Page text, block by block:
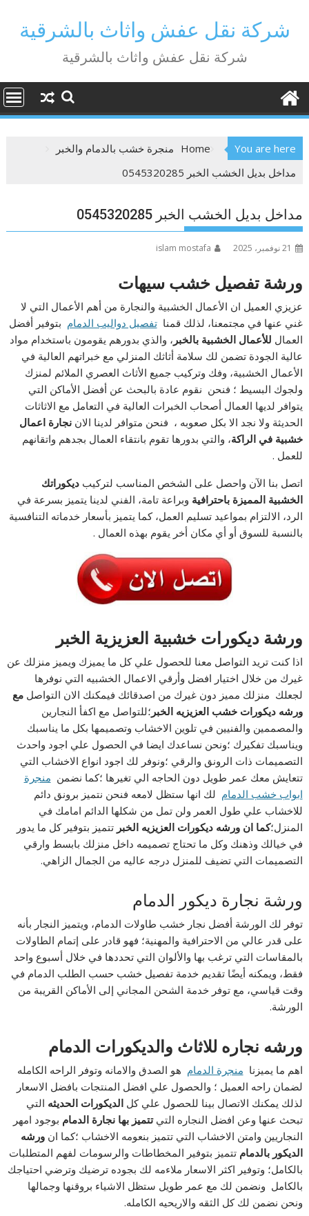
contentشركة نقل عفش واثاث بالشرقية
شركة نقل عفش واثاث بالشرقية
You are here
Home منجرة خشب بالدمام والخبر
مداخل بديل الخشب الخبر 0545320285
مداخل بديل الخشب الخبر 0545320285
21 نوفمبر، 2025 islam mostafa
ورشة تفصيل خشب سيهات
عزيزي العميل ان الأعمال الخشبية والنجارة من أهم الأعمال التي لا
غني عنها في مجتمعنا، لذلك قمناتفصيل دواليب الدمام بتوفير أفضل
العمال للأعمال الخشبية بالخبر ، والذي بدورهم يقومون باستخدام مواد
عالية الجودة تضمن لك سلامة أثاثك المنزلي مع خبراتهم العالية في
الأعمال الخشبية، وفك وتركيب جميع الأثاث العصري الملائم لمنزك
ولجوك البسيط ؛ فنحن نقوم عادة بالبحث عن أفضل الأماكن التي
يتوافر لديها العمال أصحاب الخبرات العالية في التعامل مع الاثاثات
الحديثة ولا نجد الا بكل صعوبه ، فنحن متوافر لدينا الاننجارة اعمال
خشبية في الراكة، والتي بدورها تقوم بانتقاء العمال بجدهم واتقانهم
للعمل .
اتصل بنا الآن واحصل على الشخص المناسب لتركيبديكوراتك
الخشبية المميزة باحترافية وبراعة تامة، الفني لدينا يتميز بسرعة في
الرد، الالتزام بمواعيد تسليم العمل، كما يتميز بأسعار خدماته التنافسية
بالنسبة للسوق أو أي مكان أخر يقوم بهذه العمال .
ورشة ديكورات خشبية العزيزية الخبر
اذا كنت تريد التواصل معنا للحصول علي كل ما يميزك ويميز منزلك عن
غيرك من خلال اختيار افضل وأرقي الاعمال الخشبيه التي نوفرها
لجعلك منزلك مميز دون غيرك من اصدقائك فيمكنك الان التواصلمع
ورشه ديكورات خشب العزيزيه الخبر ؛للتواصل مع اكفأ النجارين
والمصممين والفنيين في تلوين الاخشاب وتصميمها بكل ما يناسبك
ويناسبك تفكيرك ؛ونحن نساعدك ايضا في الحصول علي اجود واحدث
التصميمات ذات الرونق والرقي ؛ونوفر لك اجود انواع الاخشاب التي
تتعايش معك عمر طويل دون الحاجه الي تغيرها ؛كما نضمن منجرة
ابواب خشب الدمام لك انها ستظل لامعه فنحن نتميز برونق دائم
للاخشاب علي طول العمر ولن تمل من شكلها الدائم امامك في
المنزل؛كما ان ورشه ديكورات العزيزيه الخبر تتميز بتوفير كل ما يدور
في خيالك وذهنك وكل ما تحتاج تصميمه داخل منزلك بابسط وارقي
التصميمات التي تضيف للمنزل درجه عاليه من الجمال الزاهي.
ورشة نجارة ديكور الدمام
توفر لك الورشة أفضل نجار خشب طاولات الدمام، ويتميز النجار بأنه
على قدر عالي من الاحترافية والمهنية؛ فهو قادر على إتمام الطاولات
بالمقاسات التي ترغب بها والألوان التي تحددها في خلال أسبوع واحد
فقط، ويمكنه أيضًا تقديم خدمة تفصيل خشب حسب الطلب الدمام في
وقت قياسي، مع توفر خدمة الشحن المجاني إلى الأماكن القريبة من
الورشة.
ورشه نجاره للاثاث والديكورات الدمام
اهم ما يميزنا منجرة الدمام هو الصدق والامانه وتوفر الراحه الكامله
لضمان راحه العميل ؛ والحصول علي افضل المنتجات بافضل الاسعار
لذلك يمكنك الاتصال بينا للحصول علي كلالديكورات الحديثه التي
تبحث عنها وعن افضل النجاره التيتتميز بها نجارة الدمام بوجود امهر
النجاريين وامتن الاخشاب التي تتميز بنعومه الاخشاب ؛كما انورشه
الديكور بالدمام تتميز بتوفير المخطاطات والرسومات لفهم المتطلبات
بالكامل؛ وتوفير اكثر الاسعار ملاءمه لك بجوده ترضيك وترضي احتياجك
بالكامل ونضمن لك مع عمر طويل ستظل الاشياء بروقنها وجمالها
ونحن نضمن لك كل الثقه والاريحيه الكامله.